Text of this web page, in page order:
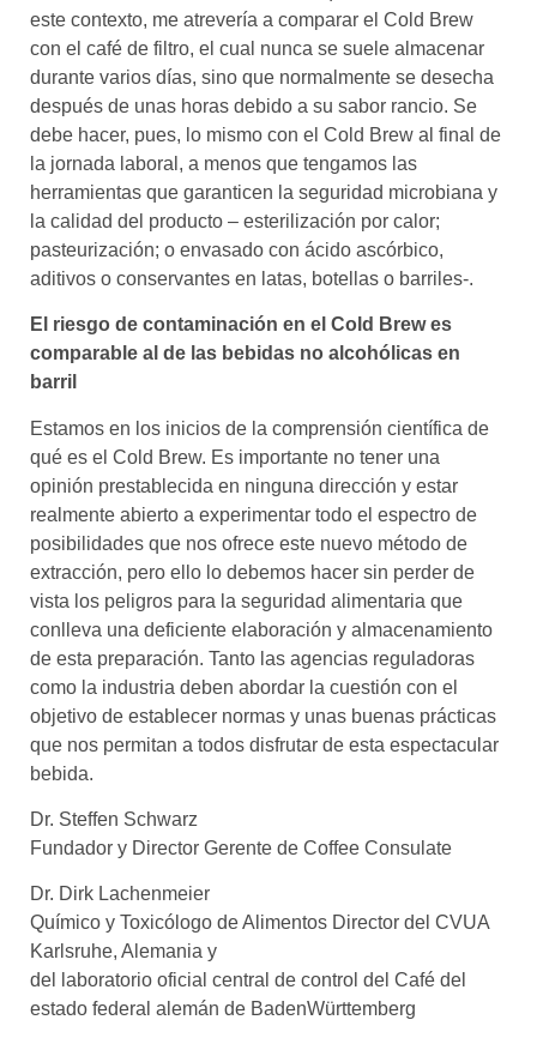
este contexto, me atrevería a comparar el Cold Brew
con el café de filtro, el cual nunca se suele almacenar
durante varios días, sino que normalmente se desecha
después de unas horas debido a su sabor rancio. Se
debe hacer, pues, lo mismo con el Cold Brew al final de
la jornada laboral, a menos que tengamos las
herramientas que garanticen la seguridad microbiana y
la calidad del producto – esterilización por calor;
pasteurización; o envasado con ácido ascórbico,
aditivos o conservantes en latas, botellas o barriles-.
El riesgo de contaminación en el Cold Brew es
comparable al de las bebidas no alcohólicas en
barril
Estamos en los inicios de la comprensión científica de
qué es el Cold Brew. Es importante no tener una
opinión prestablecida en ninguna dirección y estar
realmente abierto a experimentar todo el espectro de
posibilidades que nos ofrece este nuevo método de
extracción, pero ello lo debemos hacer sin perder de
vista los peligros para la seguridad alimentaria que
conlleva una deficiente elaboración y almacenamiento
de esta preparación. Tanto las agencias reguladoras
como la industria deben abordar la cuestión con el
objetivo de establecer normas y unas buenas prácticas
que nos permitan a todos disfrutar de esta espectacular
bebida.
Dr. Steffen Schwarz
Fundador y Director Gerente de Coffee Consulate
Dr. Dirk Lachenmeier
Químico y Toxicólogo de Alimentos Director del CVUA
Karlsruhe, Alemania y
del laboratorio oficial central de control del Café del
estado federal alemán de BadenWürttemberg